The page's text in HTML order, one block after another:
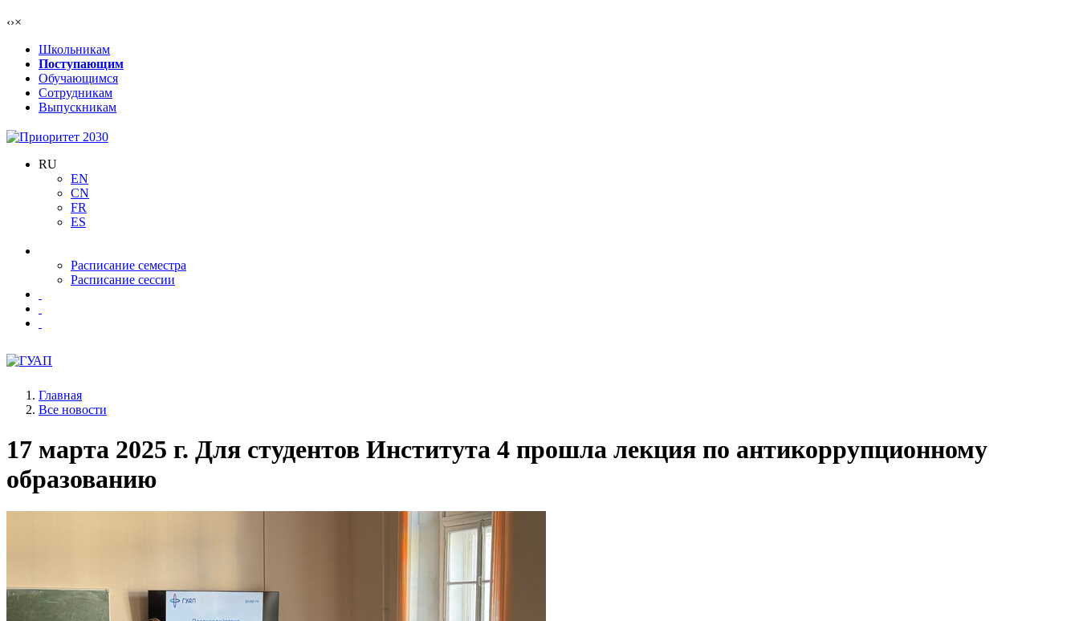
‹›×
Школьникам
Поступающим
Обучающимся
Сотрудникам
Выпускникам
RU
EN
CN
FR
ES
Расписание семестра
Расписание сессии
Главная
Все новости
17 марта 2025 г. Для студентов Института 4 прошла лекция по антикоррупционному
образованию